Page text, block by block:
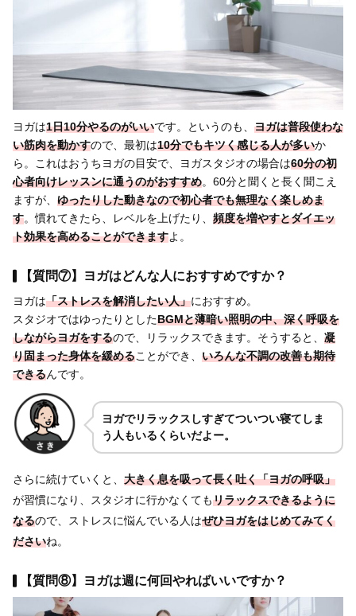
ヨガは1日10分やるのがいいです。というのも、 ヨガは普段使わな
い筋肉を動かすので、最初は10分でもキツく感じる人が多いか
ら。これはおうちヨガの目安で、ヨガスタジオの場合は60分の初
心者向けレッスンに通うのがおすすめ。60分と聞くと長く聞こえ
ますが、 ゆったりした動きなので初心者でも無理なく楽しめま
す。慣れてきたら、レベルを上げたり、 頻度を増やすとダイエッ
ト効果を高めることができますよ。
【質問⑦】ヨガはどんな人におすすめですか？
ヨガは「ストレスを解消したい人」におすすめ。
スタジオではゆったりとしたBGMと薄暗い照明の中、深く呼吸を
しながらヨガをするので、リラックスできます。そうすると、 凝
り固まった身体を緩めることができ、 いろんな不調の改善も期待
できるんです。
ヨガでリラックスしすぎてついつい寝てしま
う人もいるくらいだよー。
さらに続けていくと、 大きく息を吸って長く吐く「ヨガの呼吸」
が習慣になり、スタジオに行かなくてもリラックスできるように
なるので、ストレスに悩んでいる人はぜひヨガをはじめてみてく
ださいね。
【質問⑧】ヨガは週に何回やればいいですか？